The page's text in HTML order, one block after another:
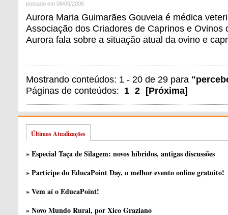
postado em 08/06/2006
Aurora Maria Guimarães Gouveia é médica
Associação dos Criadores de Caprinos e Ovinos
Aurora fala sobre a situação atual da ovino e
Mostrando conteúdos: 1 - 20 de 29 para
Páginas de conteúdos: 1 2 [Próxima]
Últimas Atualizações
» Especial Taça de Silagem: novos híbridos, antigas discussões
» Participe do EducaPoint Day, o melhor evento online gratuito!
» Vem aí o EducaPoint!
» Novo Mundo Rural, por Xico Graziano